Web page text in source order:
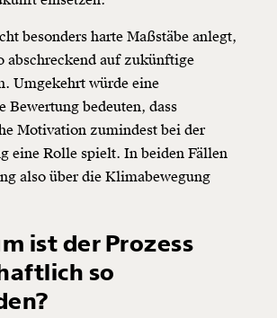
besonders harte Maßstäbe anlegt,
abschreckend auf zukünftige
Umgekehrt würde eine
Bewertung bedeuten, dass
Motivation zumindest bei der
eine Rolle spielt. In beiden Fällen
also über die Klimabewegung
ist der Prozess
so